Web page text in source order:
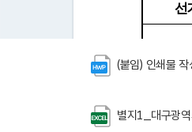
(붙임) 인쇄물
별지1_대구광